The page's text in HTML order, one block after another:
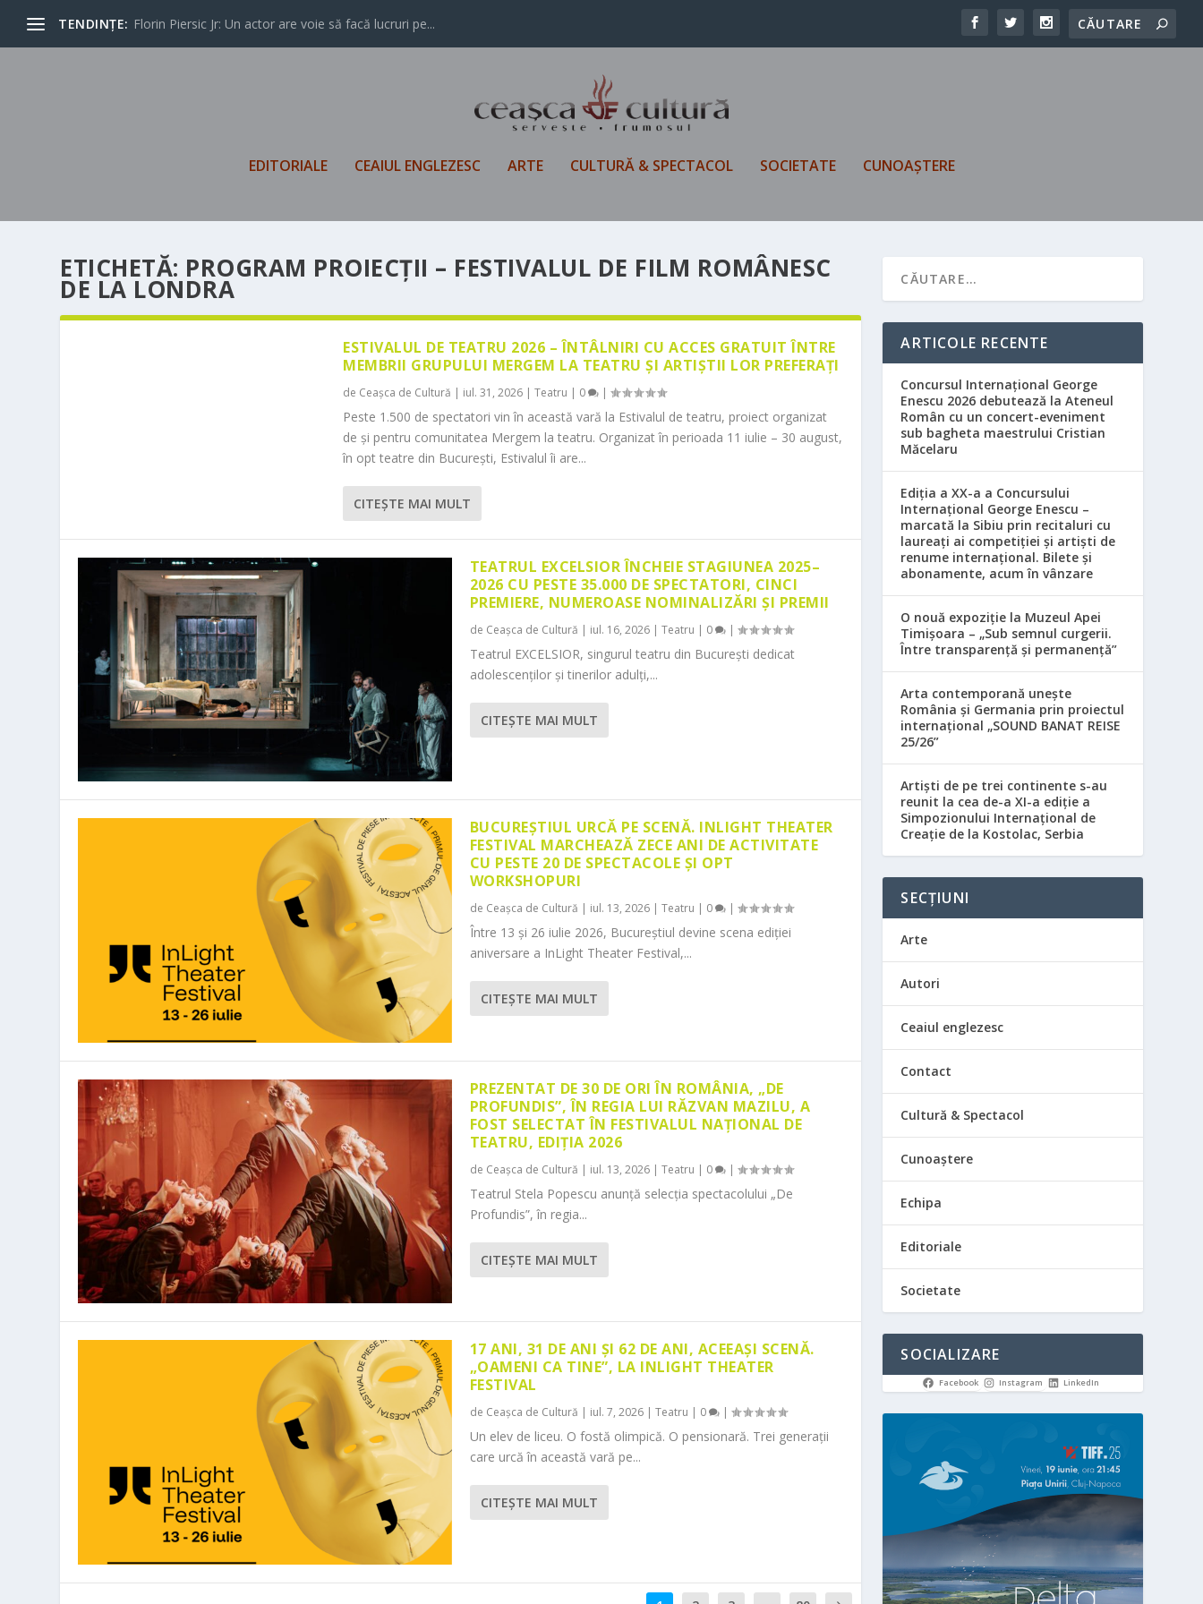
TENDINȚE: Florin Piersic Jr: Un actor are voie să facă lucruri pe...
EDITORIALE CEAIUL ENGLEZESC ARTE CULTURĂ & SPECTACOL SOCIETATE CUNOAȘTERE
ETICHETĂ: PROGRAM PROIECȚII – FESTIVALUL DE FILM ROMÂNESC
DE LA LONDRA
ESTIVALUL DE TEATRU 2026 – ÎNTÂLNIRI CU ACCES GRATUIT ÎNTRE
MEMBRII GRUPULUI MERGEM LA TEATRU ȘI ARTIȘTII LOR PREFERAȚI
de Ceașca de Cultură | iul. 31, 2026 |Teatru | 0 |
Peste 1.500 de spectatori vin în această vară la Estivalul de teatru, proiect organizat
de și pentru comunitatea Mergem la teatru. Organizat în perioada 11 iulie – 30 august,
în opt teatre din București, Estivalul îi are...
CITEŞTE MAI MULT
TEATRUL EXCELSIOR ÎNCHEIE STAGIUNEA 2025–
2026 CU PESTE 35.000 DE SPECTATORI, CINCI
PREMIERE, NUMEROASE NOMINALIZĂRI ȘI PREMII
de Ceașca de Cultură | iul. 16, 2026| Teatru | 0 |
Teatrul EXCELSIOR, singurul teatru din București dedicat
adolescenților și tinerilor adulți,...
CITEŞTE MAI MULT
BUCUREȘTIUL URCĂ PE SCENĂ. INLIGHT THEATER
FESTIVAL MARCHEAZĂ ZECE ANI DE ACTIVITATE
CU PESTE 20 DE SPECTACOLE ȘI OPT
WORKSHOPURI
de Ceașca de Cultură | iul. 13, 2026| Teatru | 0 |
Între 13 și 26 iulie 2026, Bucureștiul devine scena ediției
aniversare a InLight Theater Festival,...
CITEŞTE MAI MULT
PREZENTAT DE 30 DE ORI ÎN ROMÂNIA, „DE
PROFUNDIS”, ÎN REGIA LUI RĂZVAN MAZILU, A
FOST SELECTAT ÎN FESTIVALUL NAȚIONAL DE
TEATRU, EDIȚIA 2026
de Ceașca de Cultură | iul. 13, 2026| Teatru | 0 |
Teatrul Stela Popescu anunță selecția spectacolului „De
Profundis”, în regia...
CITEŞTE MAI MULT
17 ANI, 31 DE ANI ȘI 62 DE ANI, ACEEAȘI SCENĂ.
„OAMENI CA TINE”, LA INLIGHT THEATER
FESTIVAL
de Ceașca de Cultură | iul. 7, 2026| Teatru | 0 |
Un elev de liceu. O fostă olimpică. O pensionară. Trei generații
care urcă în această vară pe...
CITEŞTE MAI MULT
ARTICOLE RECENTE
Concursul Internațional George
Enescu 2026 debutează la Ateneul
Român cu un concert-eveniment
sub bagheta maestrului Cristian
Măcelaru
Ediția a XX-a a Concursului
Internațional George Enescu –
marcată la Sibiu prin recitaluri cu
laureați ai competiției și artiști de
renume internațional. Bilete și
abonamente, acum în vânzare
O nouă expoziție la Muzeul Apei
Timișoara – „Sub semnul curgerii.
Între transparență și permanență”
Arta contemporană unește
România și Germania prin proiectul
internațional „SOUND BANAT REISE
25/26”
Artiști de pe trei continente s-au
reunit la cea de-a XI-a ediție a
Simpozionului Internațional de
Creație de la Kostolac, Serbia
SECȚIUNI
Arte
Autori
Ceaiul englezesc
Contact
Cultură & Spectacol
Cunoaștere
Echipa
Editoriale
Societate
SOCIALIZARE
Facebook Instagram LinkedIn